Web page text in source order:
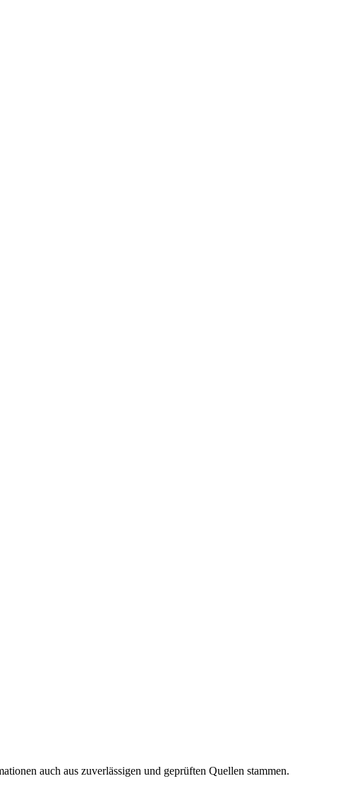
auch aus zuverlässigen und geprüften Quellen stammen.